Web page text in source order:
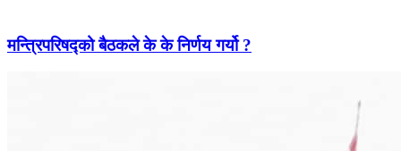
मन्त्रिपरिषद्को बैठकले के के निर्णय गर्यो ?